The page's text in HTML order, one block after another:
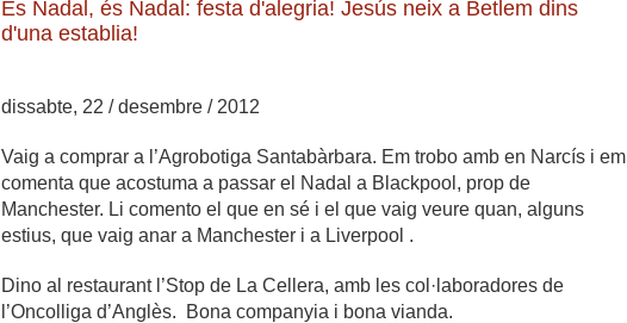
És Nadal, és Nadal: festa d'alegria! Jesús neix a Betlem dins
d'una establia!
dissabte, 22 / desembre / 2012
Vaig a comprar a l’Agrobotiga Santabàrbara. Em trobo amb en Narcís i em
comenta que acostuma a passar el Nadal a Blackpool, prop de
Manchester. Li comento el que en sé i el que vaig veure quan, alguns
estius, que vaig anar a Manchester i a Liverpool .
Dino al restaurant l’Stop de La Cellera, amb les col·laboradores de
l’Oncolliga d’Anglès. Bona companyia i bona vianda.